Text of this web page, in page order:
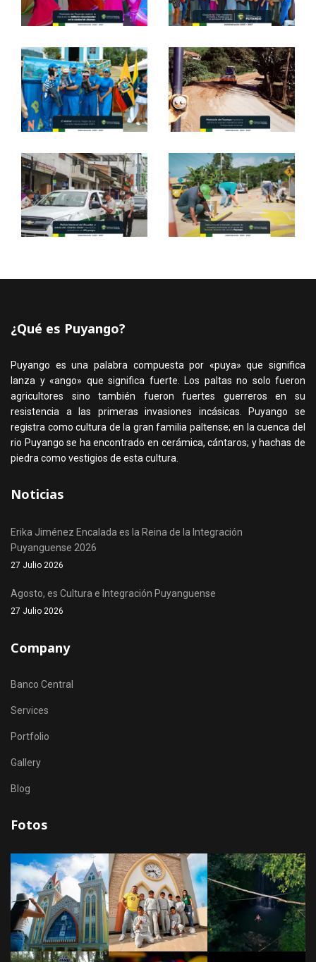
¿Qué es Puyango?
Puyango es una palabra compuesta por «puya» que significa
lanza y «ango» que significa fuerte. Los paltas no solo fueron
agricultores sino también fueron fuertes guerreros en su
resistencia a las primeras invasiones incásicas. Puyango se
registra como cultura de la gran familia paltense; en la cuenca del
rio Puyango se ha encontrado en cerámica, cántaros; y hachas de
piedra como vestigios de esta cultura.
Noticias
Erika Jiménez Encalada es la Reina de la Integración
Puyanguense 2026
27 Julio 2026
Agosto, es Cultura e Integración Puyanguense
27 Julio 2026
Company
Banco Central
Services
Portfolio
Gallery
Blog
Fotos